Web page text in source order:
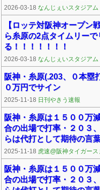
2026-03-18 なんじぇいスタジアム
【ロッテ対阪神オープン
ら糸原の2点タイムリー
る！！！！！！！
2026-03-18 なんじぇいスタジアム
阪神・糸原(.203、０本塁
０万円でサイン
2025-11-18 日刊やきう速報
阪神・糸原は１５００万
合の出場で打率・２０
らは代打として期待の言
2025-11-18 虎速@阪神タイガース
阪神・糸原は１５００万
合の出場で打率・２０